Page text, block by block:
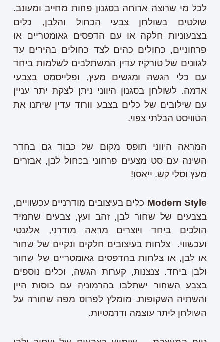
לכל מי שרוצה ארוחה בסגנון פחות מחייב ומעונב.
שולטים בשולחן צבעי הכחול והלבן, כלים
בצבעוניות חלקה או עם הדפסים גאומטריים או
פרחוניים, כחולים כהים לצד כחולים בהירים עד
לגוונים של טורקיז עדין המשתלבים לשלמות ביחד
עם כלי הגשה ומגשים מעץ, ופלייסמט בצבעי
אדמה. לשולחן בסגנון היווני ניתן לצקת יתר עניין
עם שילובים של כלים בצבע וורוד עדין שיתנו את
הטוויסט הבלתי צפוי.
המראה היווני תופס מקום של כבוד גם בחדר
השינה עם סט מצעים פרחוני בכחול לבן, אבזרים
מעץ וסלי קש. ייאסו!
Modern Style כלים בעיצובים מודרניים עכשוויים,
בצבעים של שחור לבן, זהב ועץ,צבעים שתמיד
הולכים
ביחד ויוצרים מראה מודרני,אלגנטי
ועכשווי.
צלחות בעיצובים חלקים ונקיים של שחור
או לבן, או צלחות בהדפסים גאומטריים של שחור
ולבן ביחד. צנצנות, קערות הגשה, וכלים נוספים
בצבע השחור ישתלבו בהרמוניה עם כוסות היין
והשתיה השקופות. מומלץ לפרוס מפה שחורה על
השולחן ליתר עוצמה ודרמטיות.